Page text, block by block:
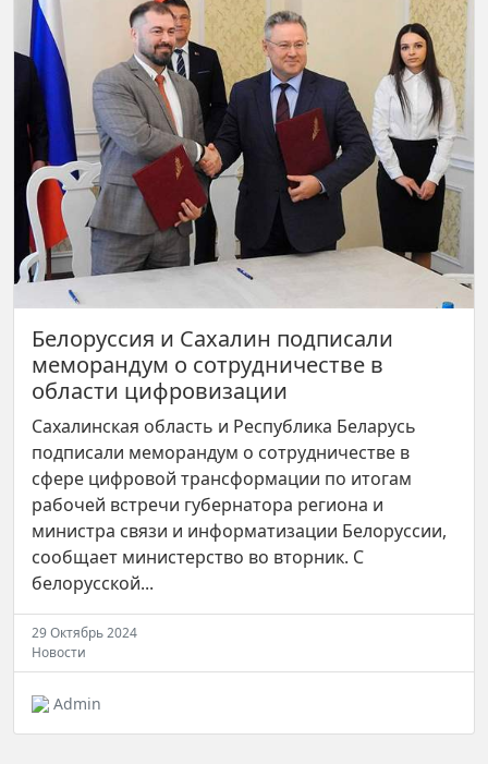
Белоруссия и Сахалин подписали
меморандум о сотрудничестве в
области цифровизации
Сахалинская область и Республика Беларусь
подписали меморандум о сотрудничестве в
сфере цифровой трансформации по итогам
рабочей встречи губернатора региона и
министра связи и информатизации Белоруссии,
сообщает министерство во вторник. С
белорусской...
29 Октябрь 2024
Новости
Admin